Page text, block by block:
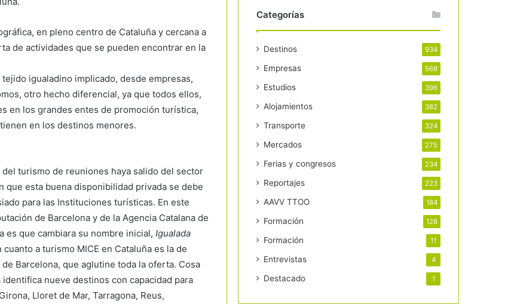
en pleno centro de Cataluña y cercana a
de actividades que se pueden encontrar en la
igualadino implicado, desde empresas,
otro hecho diferencial, ya que todos ellos,
en los grandes entes de promoción turística,
en los destinos menores.
turismo de reuniones haya salido del sector
esta buena disponibilidad privada se debe
para las Instituciones turísticas. En este
de Barcelona y de la Agencia Catalana de
es que cambiara su nombre inicial, Igualada
a turismo MICE en Cataluña es la de
Barcelona, que aglutine toda la oferta. Cosa
nueve destinos con capacidad para
Lloret de Mar, Tarragona, Reus,
Categorías
Destinos 934
Empresas 568
Estudios 396
Alojamientos 382
Transporte 324
Mercados 275
Ferias y congresos 234
Reportajes 223
AAVV TTOO 184
Formación 128
Formación 11
Entrevistas 4
Destacado 1